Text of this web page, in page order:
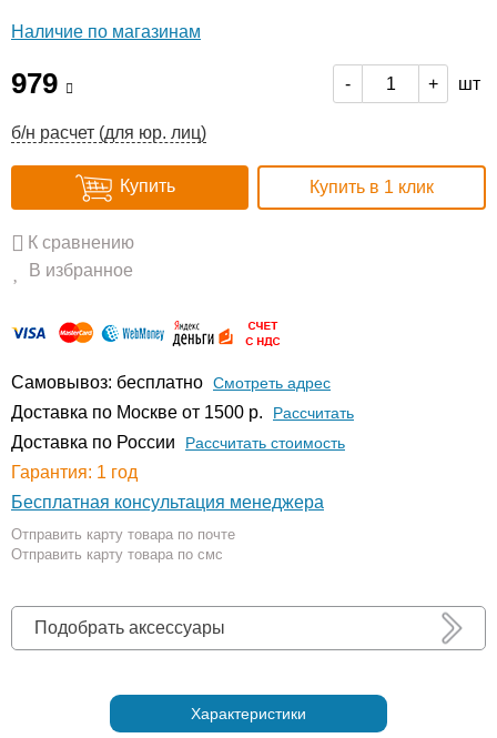
Наличие по магазинам
979 - + шт
б/н расчет (для юр. лиц)
Купить Купить в 1 клик
К сравнению
В избранное
Самовывоз: бесплатно Смотреть адрес
Доставка по Москве от 1500 р. Расcчитать
Доставка по России Рассчитать стоимость
Гарантия: 1 год
Бесплатная консультация менеджера
Отправить карту товара по почте
Отправить карту товара по смс
Подобрать аксессуары
Характеристики